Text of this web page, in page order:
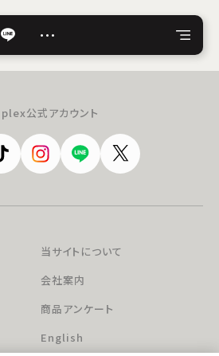
…
公式アカウント
当サイトについて
会社案内
商品アンケート
English